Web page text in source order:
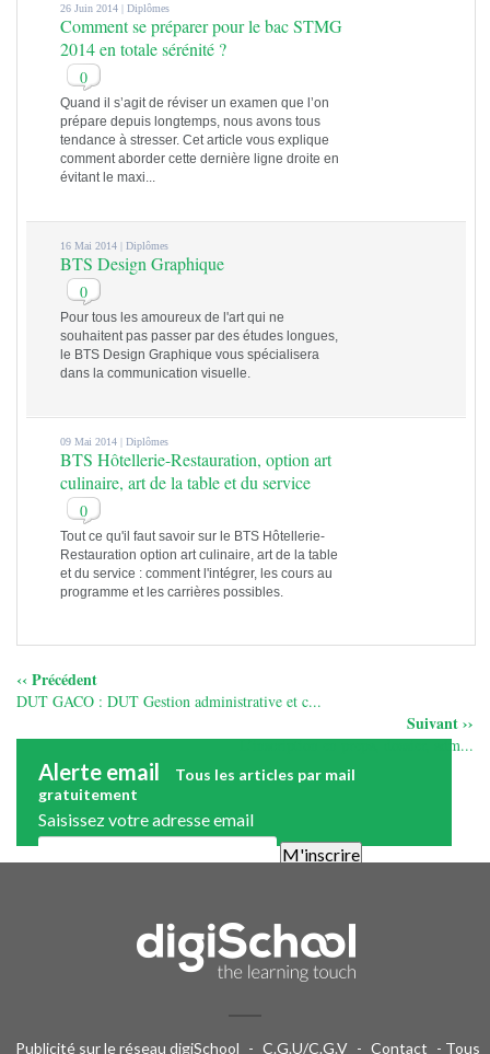
26 Juin 2014 |Diplômes
Comment se préparer pour le bac STMG
2014 en totale sérénité ?
0
Quand il s’agit de réviser un examen que l’on
prépare depuis longtemps, nous avons tous
tendance à stresser. Cet article vous explique
comment aborder cette dernière ligne droite en
évitant le maxi...
16 Mai 2014 |Diplômes
BTS Design Graphique
0
Pour tous les amoureux de l'art qui ne
souhaitent pas passer par des études longues,
le BTS Design Graphique vous spécialisera
dans la communication visuelle.
09 Mai 2014 |Diplômes
BTS Hôtellerie-Restauration, option art
culinaire, art de la table et du service
0
Tout ce qu'il faut savoir sur le BTS Hôtellerie-
Restauration option art culinaire, art de la table
et du service : comment l'intégrer, les cours au
programme et les carrières possibles.
‹‹ Précédent
DUT GACO : DUT Gestion administrative et c...
Suivant ››
L’inscription en prepa, dossier, adm...
Alerte email
Tous les articles par mail
gratuitement
Saisissez votre adresse email
désinscrire facilement. Aucune publicité.
Publicité sur le réseau digiSchool - C.G.U/C.G.V - Contact - Tous